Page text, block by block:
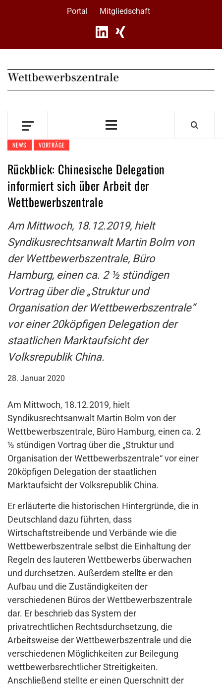
Portal Mitgliedschaft
Primary
NEWS VORTRÄGE
Rückblick: Chinesische Delegation
informiert sich über Arbeit der
Wettbewerbszentrale
Am Mittwoch, 18.12.2019, hielt
Syndikusrechtsanwalt Martin Bolm von
der Wettbewerbszentrale, Büro
Hamburg, einen ca. 2 ½ stündigen
Vortrag über die „Struktur und
Organisation der Wettbewerbszentrale“
vor einer 20köpfigen Delegation der
staatlichen Marktaufsicht der
Volksrepublik China.
28. Januar 2020
Am Mittwoch, 18.12.2019, hielt
Syndikusrechtsanwalt Martin Bolm von der
Wettbewerbszentrale, Büro Hamburg, einen ca. 2
½ stündigen Vortrag über die „Struktur und
Organisation der Wettbewerbszentrale“ vor einer
20köpfigen Delegation der staatlichen
Marktaufsicht der Volksrepublik China.
Er erläuterte die historischen Hintergründe, die in
Deutschland dazu führten, dass
Wirtschaftstreibende und Verbände wie die
Wettbewerbszentrale selbst die Einhaltung der
Regeln des lauteren Wettbewerbs überwachen
und durchsetzen. Außerdem stellte er den
Aufbau und die Zuständigkeiten der
verschiedenen Büros der Wettbewerbszentrale
dar. Er beschrieb das System der
privatrechtlichen Rechtsdurchsetzung, die
Arbeitsweise der Wettbewerbszentrale und die
verschiedenen Möglichkeiten zur Beilegung
wettbewerbsrechtlicher Streitigkeiten.
Anschließend stellte er einen Querschnitt der